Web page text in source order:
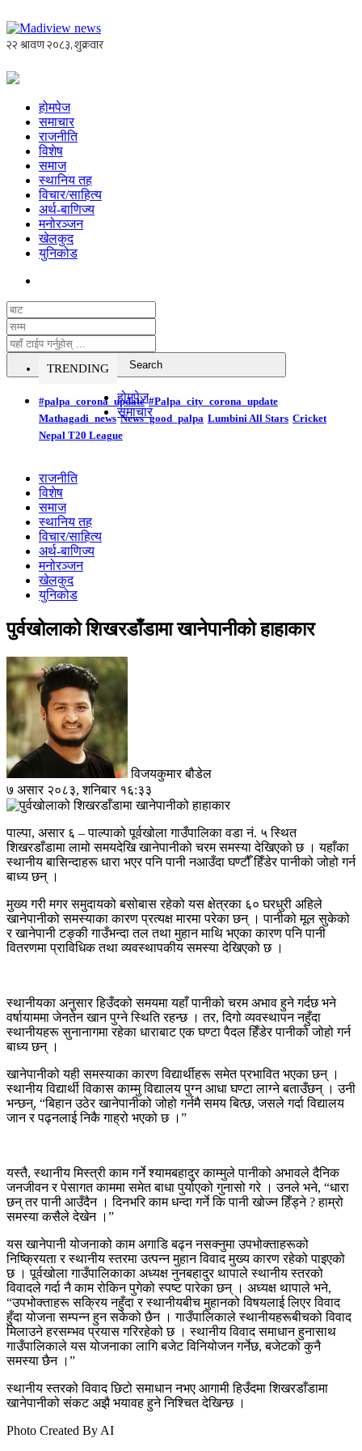
होमपेज
समाचार
राजनीति
विशेष
समाज
स्थानिय तह
विचार/साहित्य
अर्थ-बाणिज्य
मनोरञ्जन
खेलकुद
युनिकोड
TRENDING
#palpa_corona_update #Palpa_city_corona_update
Mathagadi_news News_good_palpa Lumbini All Stars Cricket
Nepal T20 League
होमपेज
समाचार
राजनीति
विशेष
समाज
स्थानिय तह
विचार/साहित्य
अर्थ-बाणिज्य
मनोरञ्जन
खेलकुद
युनिकोड
पुर्वखोलाको शिखरडाँडामा खानेपानीको हाहाकार
विजयकुमार बौडेल
७ असार २०८३, शनिबार १६:३३
पाल्पा, असार ६ – पाल्पाको पूर्वखोला गाउँपालिका वडा नं. ५ स्थित
शिखरडाँडामा लामो समयदेखि खानेपानीको चरम समस्या देखिएको छ । यहाँका
स्थानीय बासिन्दाहरू धारा भएर पनि पानी नआउँदा घण्टौँ हिँडेर पानीको जोहो गर्न
बाध्य छन् ।
मुख्य गरी मगर समुदायको बसोबास रहेको यस क्षेत्रका ६० घरधुरी अहिले
खानेपानीको समस्याका कारण प्रत्यक्ष मारमा परेका छन् । पानीको मूल सुकेको
र खानेपानी टङ्की गाउँभन्दा तल तथा मुहान माथि भएका कारण पनि पानी
वितरणमा प्राविधिक तथा व्यवस्थापकीय समस्या देखिएको छ ।
स्थानीयका अनुसार हिउँदको समयमा यहाँ पानीको चरम अभाव हुने गर्दछ भने
वर्षायाममा जेनतेन खान पुग्ने स्थिति रहन्छ । तर, दिगो व्यवस्थापन नहुँदा
स्थानीयहरू सुनानागमा रहेका धाराबाट एक घण्टा पैदल हिँडेर पानीको जोहो गर्न
बाध्य छन् ।
खानेपानीको यही समस्याका कारण विद्यार्थीहरू समेत प्रभावित भएका छन् ।
स्थानीय विद्यार्थी विकास काम्मु विद्यालय पुग्न आधा घण्टा लाग्ने बताउँछन् । उनी
भन्छन्, “बिहान उठेर खानेपानीको जोहो गर्नमै समय बित्छ, जसले गर्दा विद्यालय
जान र पढ्नलाई निकै गाह्रो भएको छ ।”
यस्तै, स्थानीय मिस्त्री काम गर्ने श्यामबहादुर काम्मुले पानीको अभावले दैनिक
जनजीवन र पेसागत काममा समेत बाधा पुर्याएको गुनासो गरे । उनले भने, “धारा
छन् तर पानी आउँदैन । दिनभरि काम धन्दा गर्ने कि पानी खोज्न हिँड्ने ? हाम्रो
समस्या कसैले देखेन ।”
यस खानेपानी योजनाको काम अगाडि बढ्न नसक्नुमा उपभोक्ताहरूको
निष्क्रियता र स्थानीय स्तरमा उत्पन्न मुहान विवाद मुख्य कारण रहेको पाइएको
छ । पूर्वखोला गाउँपालिकाका अध्यक्ष नुनबहादुर थापाले स्थानीय स्तरको
विवादले गर्दा नै काम रोकिन पुगेको स्पष्ट पारेका छन् । अध्यक्ष थापाले भने,
“उपभोक्ताहरू सक्रिय नहुँदा र स्थानीयबीच मुहानको विषयलाई लिएर विवाद
हुँदा योजना सम्पन्न हुन सकेको छैन । गाउँपालिकाले स्थानीयहरूबीचको विवाद
मिलाउने हरसम्भव प्रयास गरिरहेको छ । स्थानीय विवाद समाधान हुनासाथ
गाउँपालिकाले यस योजनाका लागि बजेट विनियोजन गर्नेछ, बजेटको कुनै
समस्या छैन ।”
स्थानीय स्तरको विवाद छिटो समाधान नभए आगामी हिउँदमा शिखरडाँडामा
खानेपानीको संकट अझै भयावह हुने निश्चित देखिन्छ ।
Photo Created By AI